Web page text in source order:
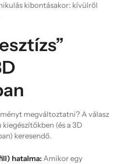
kibontásakor: kívülről
megváltoztatni? A válasz
(és a 3D
keresendő.
hatalma:Amikor egy